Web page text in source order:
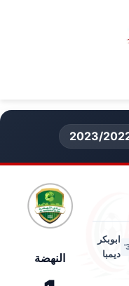
2023/
ابوبكر
ديمبا
النهضة